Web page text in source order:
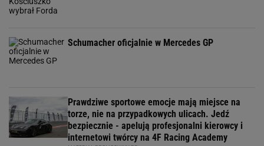
Schumacher oficjalnie w Mercedes GP
Prawdziwe sportowe emocje mają miejsce na
torze, nie na przypadkowych ulicach. Jedź
bezpiecznie - apelują profesjonalni kierowcy i
internetowi twórcy na 4F Racing Academy